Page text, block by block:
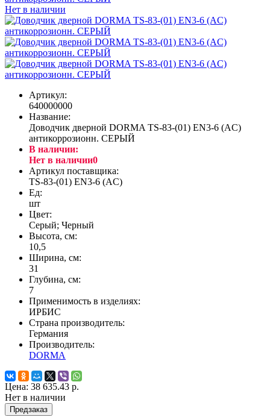
Нет в наличии
Артикул:
640000000
Название:
Доводчик дверной DORMA TS-83-(01) EN3-6 (AC)
антикоррозионн. СЕРЫЙ
В наличии:
Нет в наличии0
Артикул поставщика:
TS-83-(01) EN3-6 (AC)
Ед:
шт
Цвет:
Серый; Черный
Высота, см:
10,5
Ширина, см:
31
Глубина, см:
7
Применимость в изделиях:
ИРБИС
Страна производитель:
Германия
Производитель:
DORMA
Цена: 38 635.43 р.
Нет в наличии
Предзаказ